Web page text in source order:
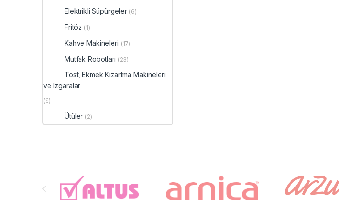
Elektrikli Süpürgeler (6)
Fritöz (1)
Kahve Makineleri (17)
Mutfak Robotları (23)
Tost, Ekmek Kızartma Makineleri
ve Izgaralar
(9)
Ütüler (2)
Brands Carousel